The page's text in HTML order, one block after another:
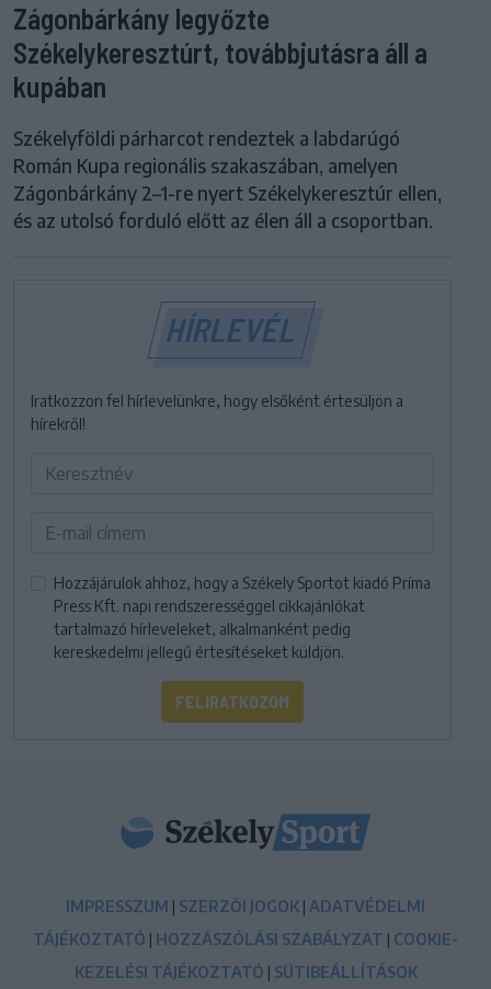
Zágonbárkány legyőzte
Székelykeresztúrt, továbbjutásra áll a
kupában
Székelyföldi párharcot rendeztek a labdarúgó
Román Kupa regionális szakaszában, amelyen
Zágonbárkány 2–1-re nyert Székelykeresztúr ellen,
és az utolsó forduló előtt az élen áll a csoportban.
HÍRLEVÉL
Iratkozzon fel hírlevelünkre, hogy elsőként értesüljön a
hírekről!
Hozzájárulok ahhoz, hogy a Székely Sportot kiadó Príma
Press Kft. napi rendszerességgel cikkajánlókat
tartalmazó hírleveleket, alkalmanként pedig
kereskedelmi jellegű értesítéseket küldjön.
FELIRATKOZOM
IMPRESSZUM | SZERZŐI JOGOK | ADATVÉDELMI
TÁJÉKOZTATÓ | HOZZÁSZÓLÁSI SZABÁLYZAT | COOKIE-
KEZELÉSI TÁJÉKOZTATÓ | SÜTIBEÁLLÍTÁSOK